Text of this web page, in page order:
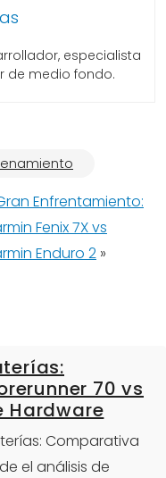
especialista
de medio fondo.
Enfrentamiento:
Fenix 7X vs
Enduro 2»
70 vs
Hardware
Comparativa
el análisis de